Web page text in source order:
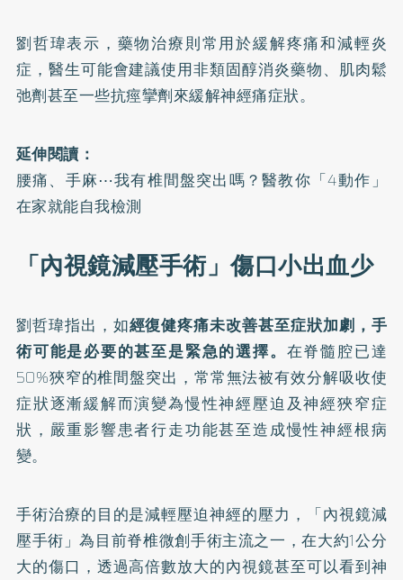
劉哲瑋表示，藥物治療則常用於緩解疼痛和減輕炎
症，醫生可能會建議使用非類固醇消炎藥物、肌肉鬆
弛劑甚至一些抗痙攣劑來緩解神經痛症狀。
延伸閱讀：
腰痛、手麻⋯我有椎間盤突出嗎？醫教你「4動作」
在家就能自我檢測
「內視鏡減壓手術」傷口小出血少
劉哲瑋指出，如經復健疼痛未改善甚至症狀加劇，手
術可能是必要的甚至是緊急的選擇。 在脊髓腔已達
50%狹窄的椎間盤突出，常常無法被有效分解吸收使
症狀逐漸緩解而演變為慢性神經壓迫及神經狹窄症
狀，嚴重影響患者行走功能甚至造成慢性神經根病
變。
手術治療的目的是減輕壓迫神經的壓力，「內視鏡減
壓手術」為目前脊椎微創手術主流之一，在大約1公分
大的傷口，透過高倍數放大的內視鏡甚至可以看到神